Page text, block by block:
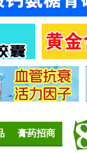
膏药招商